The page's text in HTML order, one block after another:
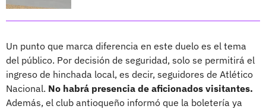
Un punto que marca diferencia en este duelo es el tema
del público. Por decisión de seguridad, solo se permitirá el
ingreso de hinchada local, es decir, seguidores de Atlético
Nacional. No habrá presencia de aficionados visitantes.
Además, el club antioqueño informó que la boletería ya